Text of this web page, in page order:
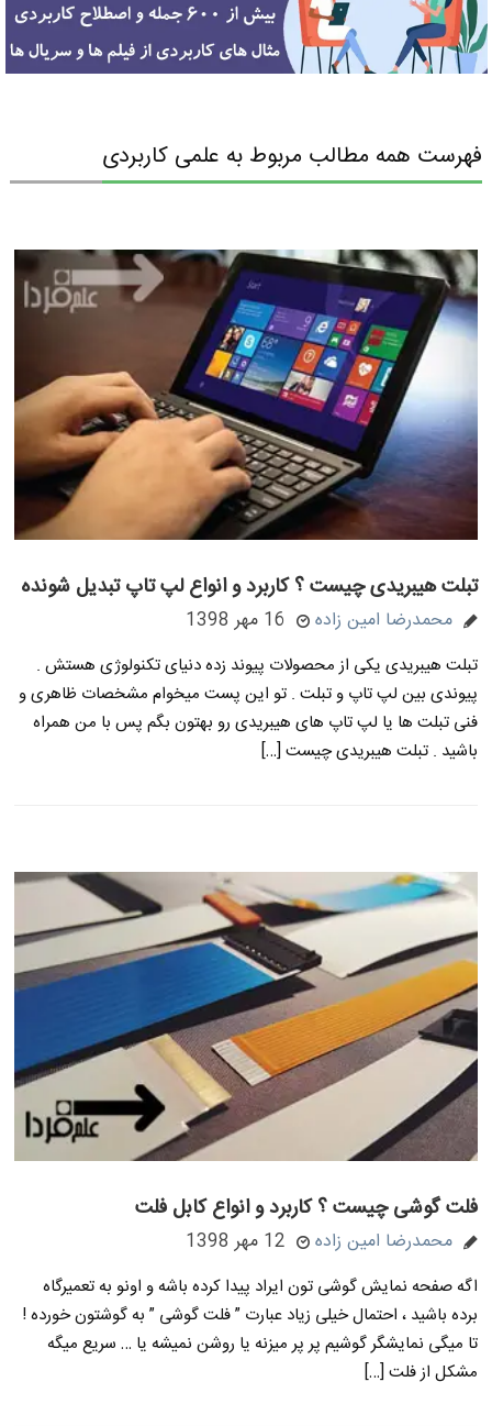
فهرست همه مطالب مربوط به علمی کاربردی
تبلت هیبریدی چیست ؟ کاربرد و انواع لپ تاپ تبدیل شونده
محمدرضا امین زاده 16 مهر 1398
تبلت هیبریدی یکی از محصولات پیوند زده دنیای تکنولوژی هستش .
پیوندی بین لپ تاپ و تبلت . تو این پست میخوام مشخصات ظاهری و
فنی تبلت ها یا لپ تاپ های هیبریدی رو بهتون بگم پس با من همراه
باشید . تبلت هیبریدی چیست […]
فلت گوشی چیست ؟ کاربرد و انواع کابل فلت
محمدرضا امین زاده 12 مهر 1398
اگه صفحه نمایش گوشی تون ایراد پیدا کرده باشه و اونو به تعمیرگاه
برده باشید ، احتمال خیلی زیاد عبارت ” فلت گوشی ” به گوشتون خورده !
تا میگی نمایشگر گوشیم پر پر میزنه یا روشن نمیشه یا … سریع میگه
مشکل از فلت […]